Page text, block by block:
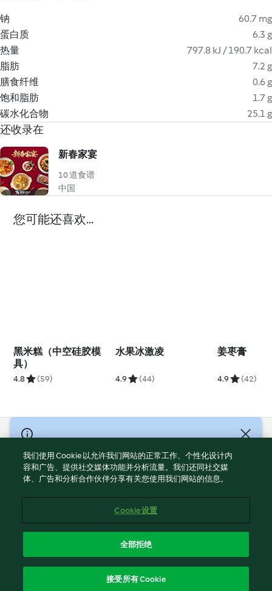
钠
60.7 mg
蛋白质
6.3 g
热量
797.8 kJ / 190.7 kcal
脂肪
7.2 g
膳食纤维
0.6 g
饱和脂肪
1.7 g
碳水化合物
25.1 g
还收录在
新春家宴
10 道食谱
中国
您可能还喜欢...
黑米糕（中空硅胶模
具）
4.8 (59)
水果冰激凌
4.9 (44)
姜枣膏
4.9 (42)
© Copyright 2021-2023 福维克信息科技(上海)有限公司 版权所有
2026
使用规定
Cookies
ICP许可证号：沪通信管自贸[2026]3号
我们使用 Cookie 以允许我们网站的正常工作、个性化设计内
容和广告、提供社交媒体功能并分析流量。我们还同社交媒
体、广告和分析合作伙伴分享有关您使用我们网站的信息。
Cookie 设置
全部拒绝
接受所有 Cookie